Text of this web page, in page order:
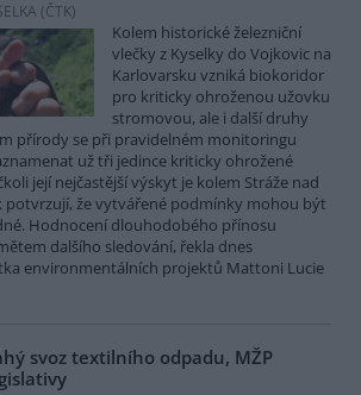
(ČTK)
Kolem historické železniční
vlečky z Kyselky do Vojkovic na
Karlovarsku vzniká biokoridor
pro kriticky ohroženou užovku
stromovou, ale i další druhy
přírody se při pravidelném monitoringu
už tři jedince kriticky ohrožené
její nejčastější výskyt je kolem Stráže nad
potvrzují, že vytvářené podmínky mohou být
Hodnocení dlouhodobého přínosu
dalšího sledování, řekla dnes
environmentálních projektů Mattoni Lucie
svoz textilního odpadu, MŽP